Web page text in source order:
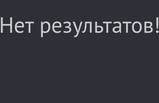
Нет результатов!